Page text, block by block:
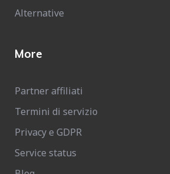
Alternative
More
Partner affiliati
Termini di servizio
Privacy e GDPR
Service status